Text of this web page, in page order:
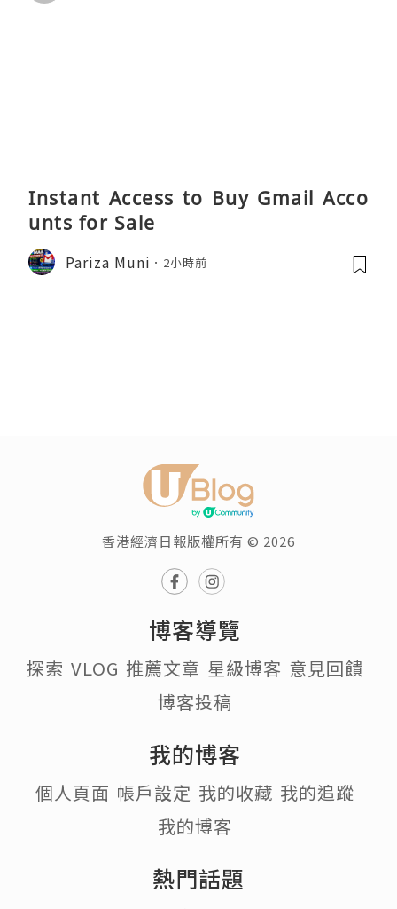
Instant Access to Buy Gmail Acco
unts for Sale
Pariza Muni 2小時前
香港經濟日報版權所有 © 2026
博客導覽
探索 VLOG 推薦文章 星級博客 意見回饋
博客投稿
我的博客
個人頁面 帳戶設定 我的收藏 我的追蹤
我的博客
熱門話題